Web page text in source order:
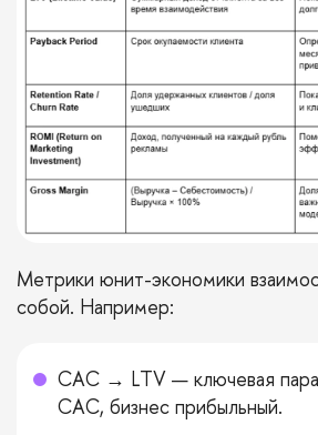
Метрики юнит-экономики
собой. Например:
CAC → LTV — ключевая
CAC, бизнес прибыльный.